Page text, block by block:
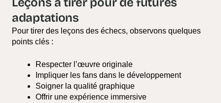
adaptations
Pour tirer des leçons des échecs, observons quelques
points clés :
Respecter l’œuvre originale
Impliquer les fans dans le développement
Soigner la qualité graphique
Offrir une expérience immersive